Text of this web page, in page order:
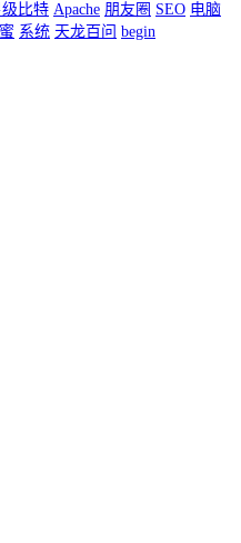
级比特 Apache 朋友圈 SEO 电脑
系统 天龙百问 begin